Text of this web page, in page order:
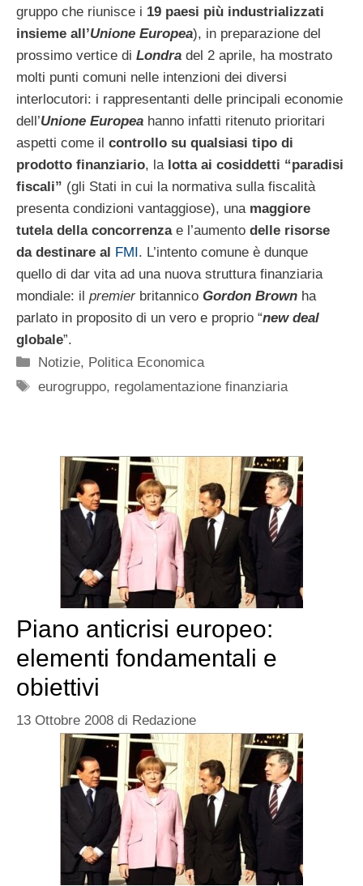
gruppo che riunisce i 19 paesi più industrializzati
insieme all’Unione Europea), in preparazione del
prossimo vertice di Londra del 2 aprile, ha mostrato
molti punti comuni nelle intenzioni dei diversi
interlocutori: i rappresentanti delle principali economie
dell’Unione Europea hanno infatti ritenuto prioritari
aspetti come il controllo su qualsiasi tipo di
prodotto finanziario, la lotta ai cosiddetti “paradisi
fiscali” (gli Stati in cui la normativa sulla fiscalità
presenta condizioni vantaggiose), una maggiore
tutela della concorrenzae l’aumento delle risorse
da destinare al FMI. L’intento comune è dunque
quello di dar vita ad una nuova struttura finanziaria
mondiale: il premierbritannico Gordon Brown ha
parlato in proposito di un vero e proprio “new deal
globale”.
Categorie
Notizie, Politica Economica
Tag
eurogruppo, regolamentazione finanziaria
Piano anticrisi europeo:
elementi fondamentali e
obiettivi
13 Ottobre 2008 di Redazione